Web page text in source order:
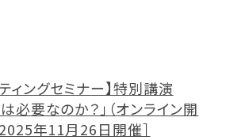
ィングセミナー】特別講演
必要なのか？」（オンライン開
2025年11月26日開催］